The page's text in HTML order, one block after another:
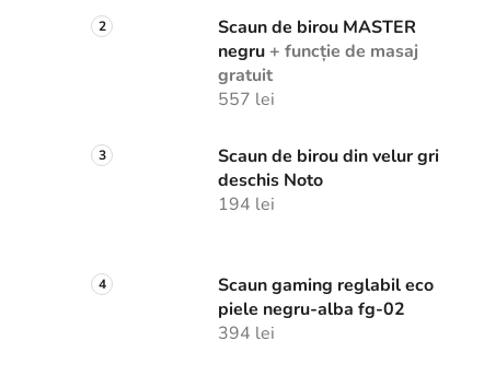
Scaun de birou MASTER
negru + funcție de masaj
gratuit
557 lei
Scaun de birou din velur gri
deschis Noto
194 lei
Scaun gaming reglabil eco
piele negru-alba fg-02
394 lei